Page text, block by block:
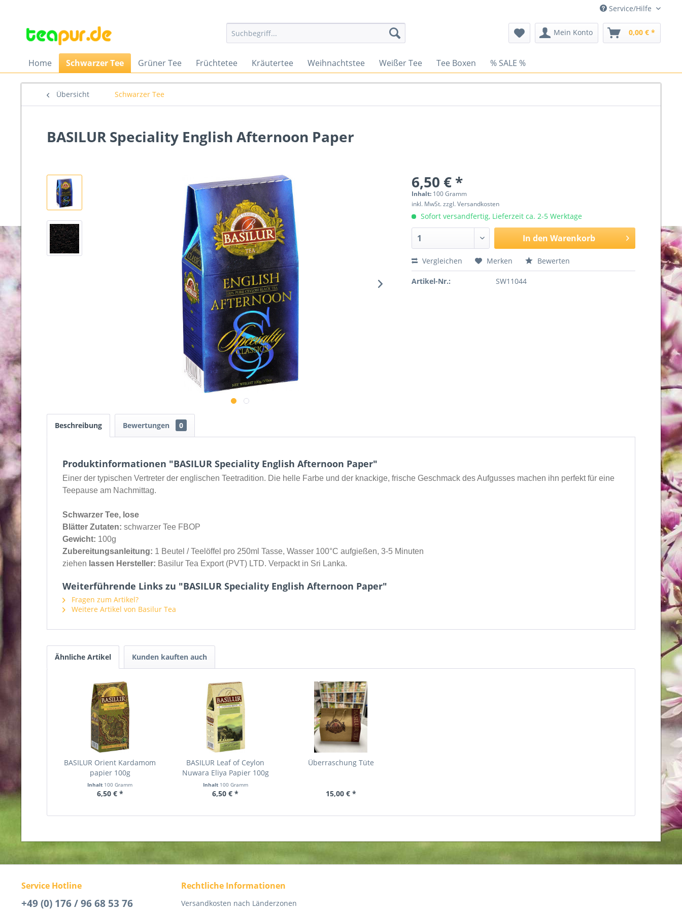
Service/Hilfe
Mein Konto 0,00 € *
Home Schwarzer Tee Grüner Tee Früchtetee Kräutertee Weihnachtstee Weißer Tee Tee Boxen % SALE %
Übersicht Schwarzer Tee
BASILUR Speciality English Afternoon Paper
6,50 € *
Inhalt: 100 Gramm
inkl. MwSt.zzgl. Versandkosten
Sofort versandfertig, Lieferzeit ca. 2-5 Werktage
In den Warenkorb
Vergleichen Merken Bewerten
Artikel-Nr.: SW11044
Beschreibung Bewertungen 0
Produktinformationen "BASILUR Speciality English Afternoon Paper"
Einer der typischen Vertreter der englischen Teetradition. Die helle Farbe und der knackige, frische Geschmack des Aufgusses machen ihn perfekt für eine
Teepause am Nachmittag.
Schwarzer Tee, lose
Blätter Zutaten: schwarzer Tee FBOP
Gewicht: 100g
Zubereitungsanleitung: 1 Beutel / Teelöffel pro 250ml Tasse, Wasser 100°C aufgießen, 3-5 Minuten
ziehen lassen Hersteller: Basilur Tea Export (PVT) LTD. Verpackt in Sri Lanka.
Weiterführende Links zu "BASILUR Speciality English Afternoon Paper"
Fragen zum Artikel?
Weitere Artikel von Basilur Tea
Ähnliche Artikel Kunden kauften auch
BASILUR Orient Kardamom
papier 100g
Inhalt 100 Gramm
6,50 € *
BASILUR Leaf of Ceylon
Nuwara Eliya Papier 100g
Inhalt 100 Gramm
6,50 € *
Überraschung Tüte
15,00 € *
Service Hotline
+49 (0) 176 / 96 68 53 76
Rechtliche Informationen
Versandkosten nach Länderzonen